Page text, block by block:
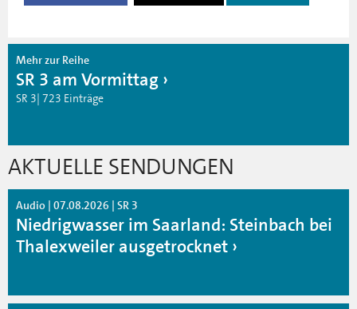
Mehr zur Reihe
SR 3 am Vormittag
SR 3| 723 Einträge
AKTUELLE SENDUNGEN
Audio | 07.08.2026 | SR 3
Niedrigwasser im Saarland: Steinbach bei
Thalexweiler ausgetrocknet